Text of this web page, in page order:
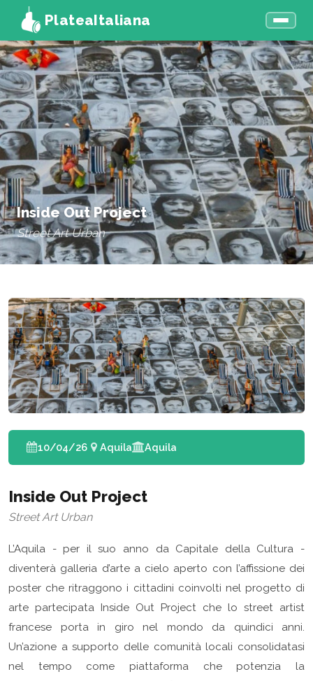
PlateaItaliana
Inside Out Project
Street Art Urban
10/04/26 Aquila Aquila
Inside Out Project
Street Art Urban
L’Aquila - per il suo anno da Capitale della Cultura -
diventerà galleria d’arte a cielo aperto con l’affissione dei
poster che ritraggono i cittadini coinvolti nel progetto di
arte partecipata Inside Out Project che lo street artist
francese porta in giro nel mondo da quindici anni.
Un’azione a supporto delle comunità locali consolidatasi
nel tempo come piattaforma che potenzia la